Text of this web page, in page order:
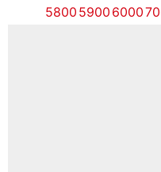
5800 5900 6000